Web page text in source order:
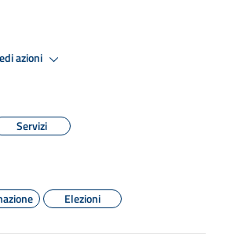
azioni
Servizi
Elezioni